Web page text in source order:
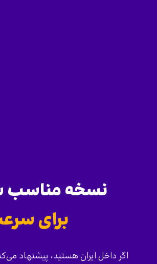
نسخه مناسب
برای
اگر داخل ایران هستید، پیشنهاد